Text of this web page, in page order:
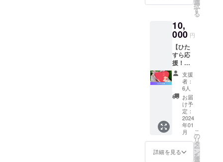
の言葉
思いと
現実
は？ 6
月号
失語症
失語症
の方が
職場の
合理的
配慮を
得ても
う一度
働くま
で 7月
号 失
目標志
ます！
のメッ
セージ
をお送
りいた
しま
す！
択
す
る
10,
000 円
【ひた
すら応
援！】
・全力
で応援
したい
方はこ
ちら！
・あな
たの応
援がわ
たした
ちの力
になり
ます！
支援
者：
6人
お届
け予
定：
2024
年01
月
詳細を見る
こ
の
リ
タ
ー
ン
を
選